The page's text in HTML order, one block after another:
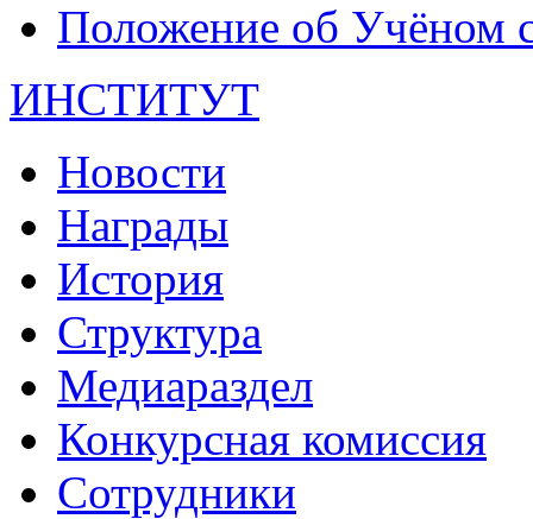
Положение об Учёном
ИНСТИТУТ
Новости
Награды
История
Структура
Медиараздел
Конкурсная комиссия
Сотрудники